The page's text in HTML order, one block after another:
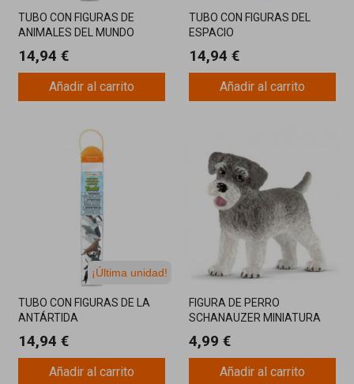
TUBO CON FIGURAS DE
ANIMALES DEL MUNDO
14,94 €
Añadir al carrito
TUBO CON FIGURAS DEL
ESPACIO
14,94 €
Añadir al carrito
¡Última unidad!
TUBO CON FIGURAS DE LA
ANTÁRTIDA
14,94 €
Añadir al carrito
FIGURA DE PERRO
SCHANAUZER MINIATURA
4,99 €
Añadir al carrito